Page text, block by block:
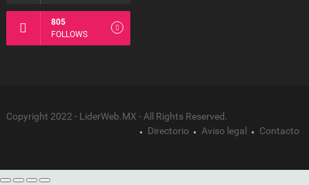
805
FOLLOWS
Copyright 2022 - LiderWeb.MX - All Rights Reserved.
Directorio
Aviso legal Contacto